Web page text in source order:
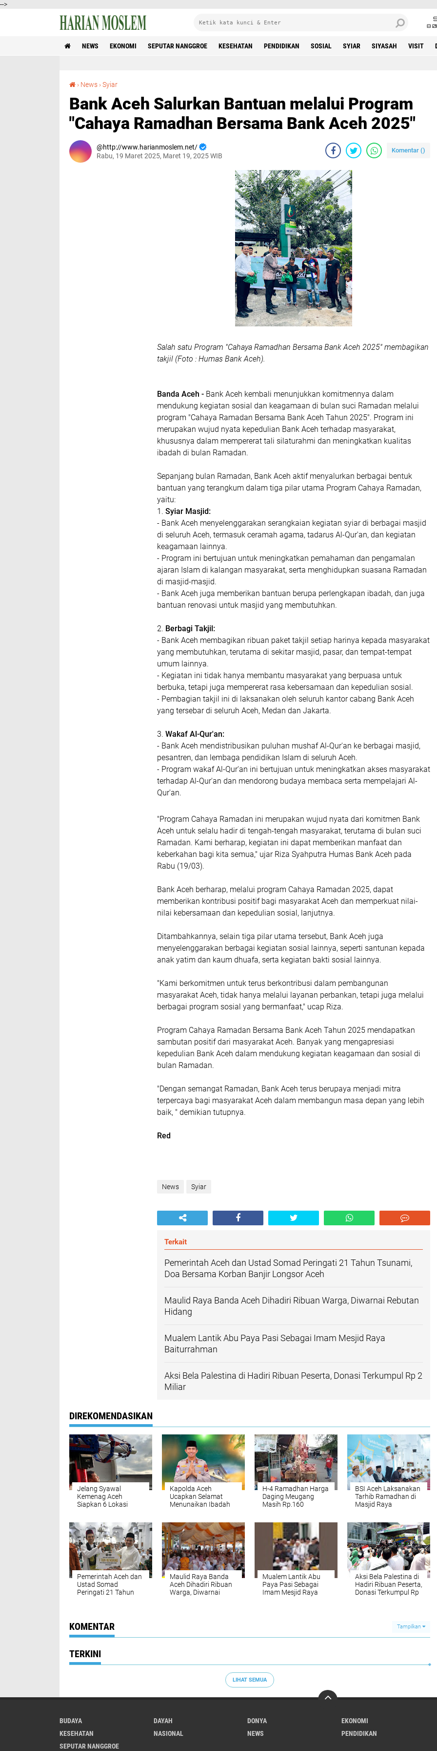
-->
8
NEWS EKONOMI SEPUTAR NANGGROE KESEHATAN PENDIDIKAN SOSIAL SYIAR SIYASAH VISIT
› News ›Syiar
Bank Aceh Salurkan Bantuan melalui Program
"Cahaya Ramadhan Bersama Bank Aceh 2025"
http://www.harianmoslem.net/
Rabu, 19 Maret 2025, Maret 19, 2025 WIB
Komentar ()
Salah satu Program "Cahaya Ramadhan Bersama Bank Aceh 2025" membagikan
takjil (Foto : Humas Bank Aceh).
Banda Aceh - Bank Aceh kembali menunjukkan komitmennya dalam
mendukung kegiatan sosial dan keagamaan di bulan suci Ramadan melalui
program "Cahaya Ramadan Bersama Bank Aceh Tahun 2025". Program ini
merupakan wujud nyata kepedulian Bank Aceh terhadap masyarakat,
khususnya dalam mempererat tali silaturahmi dan meningkatkan kualitas
ibadah di bulan Ramadan.
Sepanjang bulan Ramadan, Bank Aceh aktif menyalurkan berbagai bentuk
bantuan yang terangkum dalam tiga pilar utama Program Cahaya Ramadan,
yaitu:
1. Syiar Masjid:
- Bank Aceh menyelenggarakan serangkaian kegiatan syiar di berbagai masjid
di seluruh Aceh, termasuk ceramah agama, tadarus Al-Qur'an, dan kegiatan
keagamaan lainnya.
- Program ini bertujuan untuk meningkatkan pemahaman dan pengamalan
ajaran Islam di kalangan masyarakat, serta menghidupkan suasana Ramadan
di masjid-masjid.
- Bank Aceh juga memberikan bantuan berupa perlengkapan ibadah, dan juga
bantuan renovasi untuk masjid yang membutuhkan.
2. Berbagi Takjil:
- Bank Aceh membagikan ribuan paket takjil setiap harinya kepada masyarakat
yang membutuhkan, terutama di sekitar masjid, pasar, dan tempat-tempat
umum lainnya.
- Kegiatan ini tidak hanya membantu masyarakat yang berpuasa untuk
berbuka, tetapi juga mempererat rasa kebersamaan dan kepedulian sosial.
- Pembagian takjil ini di laksanakan oleh seluruh kantor cabang Bank Aceh
yang tersebar di seluruh Aceh, Medan dan Jakarta.
3. Wakaf Al-Qur'an:
- Bank Aceh mendistribusikan puluhan mushaf Al-Qur'an ke berbagai masjid,
pesantren, dan lembaga pendidikan Islam di seluruh Aceh.
- Program wakaf Al-Qur'an ini bertujuan untuk meningkatkan akses masyarakat
terhadap Al-Qur'an dan mendorong budaya membaca serta mempelajari Al-
Qur'an.
"Program Cahaya Ramadan ini merupakan wujud nyata dari komitmen Bank
Aceh untuk selalu hadir di tengah-tengah masyarakat, terutama di bulan suci
Ramadan. Kami berharap, kegiatan ini dapat memberikan manfaat dan
keberkahan bagi kita semua," ujar Riza Syahputra Humas Bank Aceh pada
Rabu (19/03).
Bank Aceh berharap, melalui program Cahaya Ramadan 2025, dapat
memberikan kontribusi positif bagi masyarakat Aceh dan memperkuat nilai-
nilai kebersamaan dan kepedulian sosial, lanjutnya.
Ditambahkannya, selain tiga pilar utama tersebut, Bank Aceh juga
menyelenggarakan berbagai kegiatan sosial lainnya, seperti santunan kepada
anak yatim dan kaum dhuafa, serta kegiatan bakti sosial lainnya.
"Kami berkomitmen untuk terus berkontribusi dalam pembangunan
masyarakat Aceh, tidak hanya melalui layanan perbankan, tetapi juga melalui
berbagai program sosial yang bermanfaat," ucap Riza.
Program Cahaya Ramadan Bersama Bank Aceh Tahun 2025 mendapatkan
sambutan positif dari masyarakat Aceh. Banyak yang mengapresiasi
kepedulian Bank Aceh dalam mendukung kegiatan keagamaan dan sosial di
bulan Ramadan.
"Dengan semangat Ramadan, Bank Aceh terus berupaya menjadi mitra
terpercaya bagi masyarakat Aceh dalam membangun masa depan yang lebih
baik, " demikian tutupnya.
Red
News Syiar
Terkait
Pemerintah Aceh dan Ustad Somad Peringati 21 Tahun Tsunami,
Doa Bersama Korban Banjir Longsor Aceh
Maulid Raya Banda Aceh Dihadiri Ribuan Warga, Diwarnai Rebutan
Hidang
Mualem Lantik Abu Paya Pasi Sebagai Imam Mesjid Raya
Baiturrahman
Aksi Bela Palestina di Hadiri Ribuan Peserta, Donasi Terkumpul Rp 2
Miliar
DIREKOMENDASIKAN
Jelang Syawal
Kemenag Aceh
Siapkan 6 Lokasi
Kapolda Aceh
Ucapkan Selamat
Menunaikan Ibadah
Kamtibmas Selama
Ramadhan
H-4 Ramadhan Harga
Daging Meugang
Masih Rp.160
BSI Aceh Laksanakan
Tarhib Ramadhan di
Masjid Raya
Sembako untuk Yatim
dan Duafa
Pemerintah Aceh dan
Ustad Somad
Peringati 21 Tahun
Maulid Raya Banda
Aceh Dihadiri Ribuan
Warga, Diwarnai
Mualem Lantik Abu
Paya Pasi Sebagai
Imam Mesjid Raya
Aksi Bela Palestina di
Hadiri Ribuan Peserta,
Donasi Terkumpul Rp
KOMENTAR Tampilkan
TERKINI
LIHAT SEMUA
BUDAYA DAYAH DONYA
EKONOMI
KESEHATAN
NASIONAL NEWS
PENDIDIKAN
SEPUTAR NANGGROE